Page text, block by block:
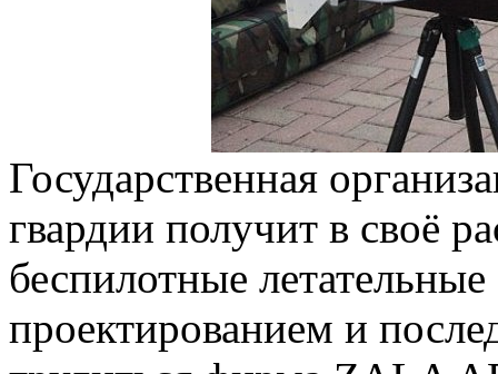
Государственная
гвардии получит в своё
беспилотные
проектированием и